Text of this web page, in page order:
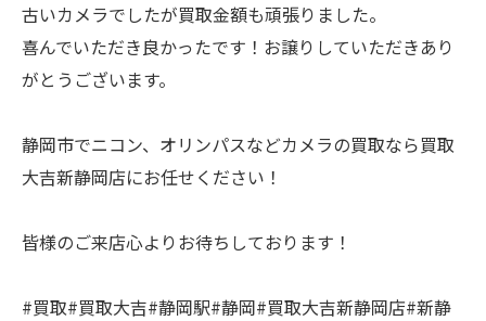
古いカメラでしたが買取金額も頑張りました。
喜んでいただき良かったです！お譲りしていただきあり
がとうございます。
静岡市でニコン、オリンパスなどカメラの買取なら買取
大吉新静岡店にお任せください！
皆様のご来店心よりお待ちしております！
#買取#買取大吉#静岡駅#静岡#買取大吉新静岡店#新静